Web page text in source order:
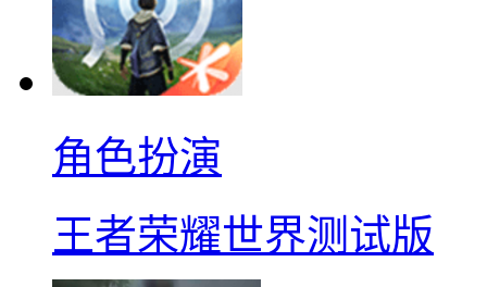
角色扮演
王者荣耀世界测试版